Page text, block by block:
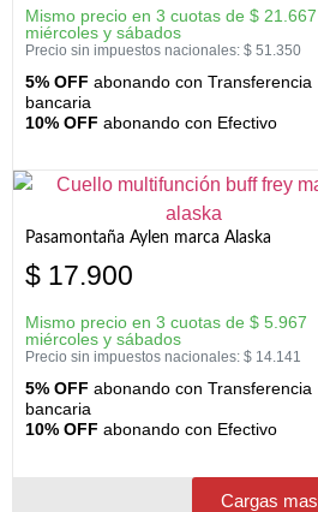
Mismo precio en 3 cuotas de $ 21.667
miércoles y sábados
Precio sin impuestos nacionales: $ 51.350
5% OFF abonando con Transferencia
bancaria
10% OFF abonando con Efectivo
Pasamontaña Aylen marca Alaska
$ 17.900
Mismo precio en 3 cuotas de $ 5.967
miércoles y sábados
Precio sin impuestos nacionales: $ 14.141
5% OFF abonando con Transferencia
bancaria
10% OFF abonando con Efectivo
Cargas mas